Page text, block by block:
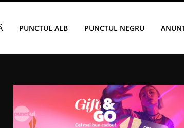
PUNCTUL ALB PUNCTUL NEGRU